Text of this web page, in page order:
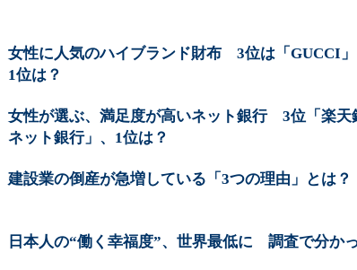
女性に人気のハイブランド財布 3位は「GUCCI」
1位は？
女性が選ぶ、満足度が高いネット銀行 3位「楽天
ネット銀行」、1位は？
建設業の倒産が急増している「3つの理由」とは？
日本人の“働く幸福度”、世界最低に 調査で分か